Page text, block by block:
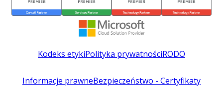
Kodeks etykiPolityka prywatnościRODO
Informacje prawneBezpieczeństwo - Certyfikaty